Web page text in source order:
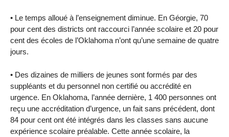
• Le temps alloué à l’enseignement diminue. En Géorgie, 70
pour cent des districts ont raccourci l’année scolaire et 20 pour
cent des écoles de l’Oklahoma n’ont qu’une semaine de quatre
jours.
• Des dizaines de milliers de jeunes sont formés par des
suppléants et du personnel non certifié ou accrédité en
urgence. En Oklahoma, l’année dernière, 1 400 personnes ont
reçu une accréditation d’urgence, un fait sans précédent, dont
84 pour cent ont été intégrés dans les classes sans aucune
expérience scolaire préalable. Cette année scolaire, la